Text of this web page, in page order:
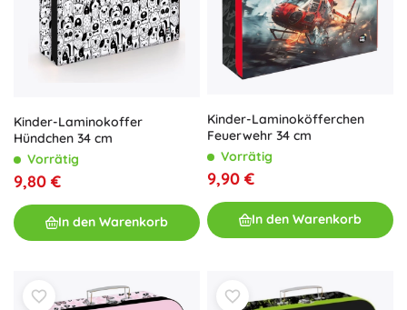
Kinder-Laminokoffer
Hündchen 34 cm
Vorrätig
9,80 €
In den Warenkorb
Kinder-Laminoköfferchen
Feuerwehr 34 cm
Vorrätig
9,90 €
In den Warenkorb